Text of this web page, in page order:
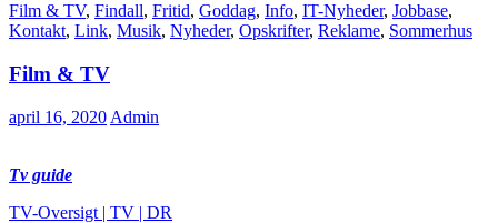
Film & TV, Findall, Fritid, Goddag, Info, IT-Nyheder, Jobbase,
Kontakt, Link, Musik, Nyheder, Opskrifter, Reklame, Sommerhus
Film & TV
april 16, 2020 Admin
Tv guide
TV-Oversigt | TV | DR